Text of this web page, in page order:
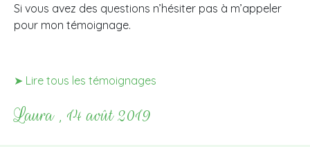
Si vous avez des questions n’hésiter pas à m’appeler
pour mon témoignage.
➤ Lire tous les témoignages
Laura , 14 août 2019